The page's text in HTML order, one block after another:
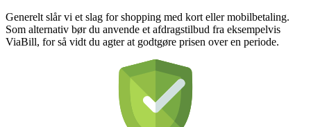
Generelt slår vi et slag for shopping med kort eller mobilbetaling.
Som alternativ bør du anvende et afdragstilbud fra eksempelvis
ViaBill, for så vidt du agter at godtgøre prisen over en periode.